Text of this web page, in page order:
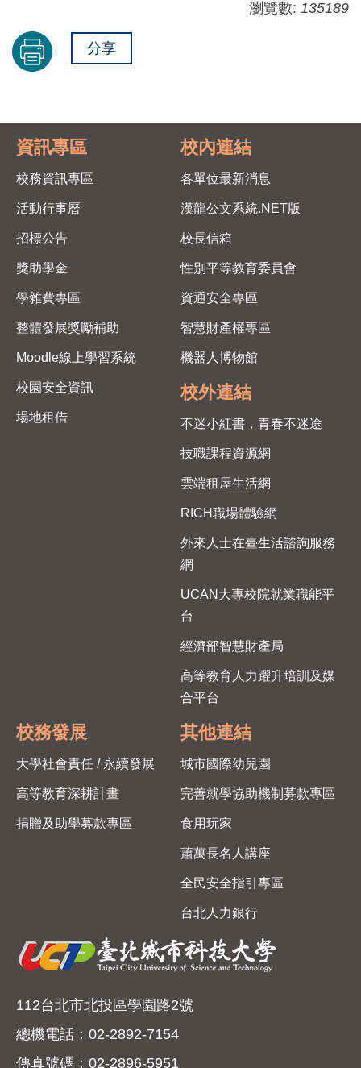
瀏覽數: 135189
分享
資訊專區
校務資訊專區
活動行事曆
招標公告
獎助學金
學雜費專區
整體發展獎勵補助
Moodle線上學習系統
校園安全資訊
場地租借
校內連結
各單位最新消息
漢龍公文系統.NET版
校長信箱
性別平等教育委員會
資通安全專區
智慧財產權專區
機器人博物館
校外連結
不迷小紅書，青春不迷途
技職課程資源網
雲端租屋生活網
RICH職場體驗網
外來人士在臺生活諮詢服務
網
UCAN大專校院就業職能平
台
經濟部智慧財產局
高等教育人力躍升培訓及媒
合平台
校務發展
大學社會責任 / 永續發展
高等教育深耕計畫
捐贈及助學募款專區
其他連結
城市國際幼兒園
完善就學協助機制募款專區
食用玩家
蕭萬長名人講座
全民安全指引專區
台北人力銀行
112台北市北投區學園路2號
總機電話：02-2892-7154
傳真號碼：02-2896-5951